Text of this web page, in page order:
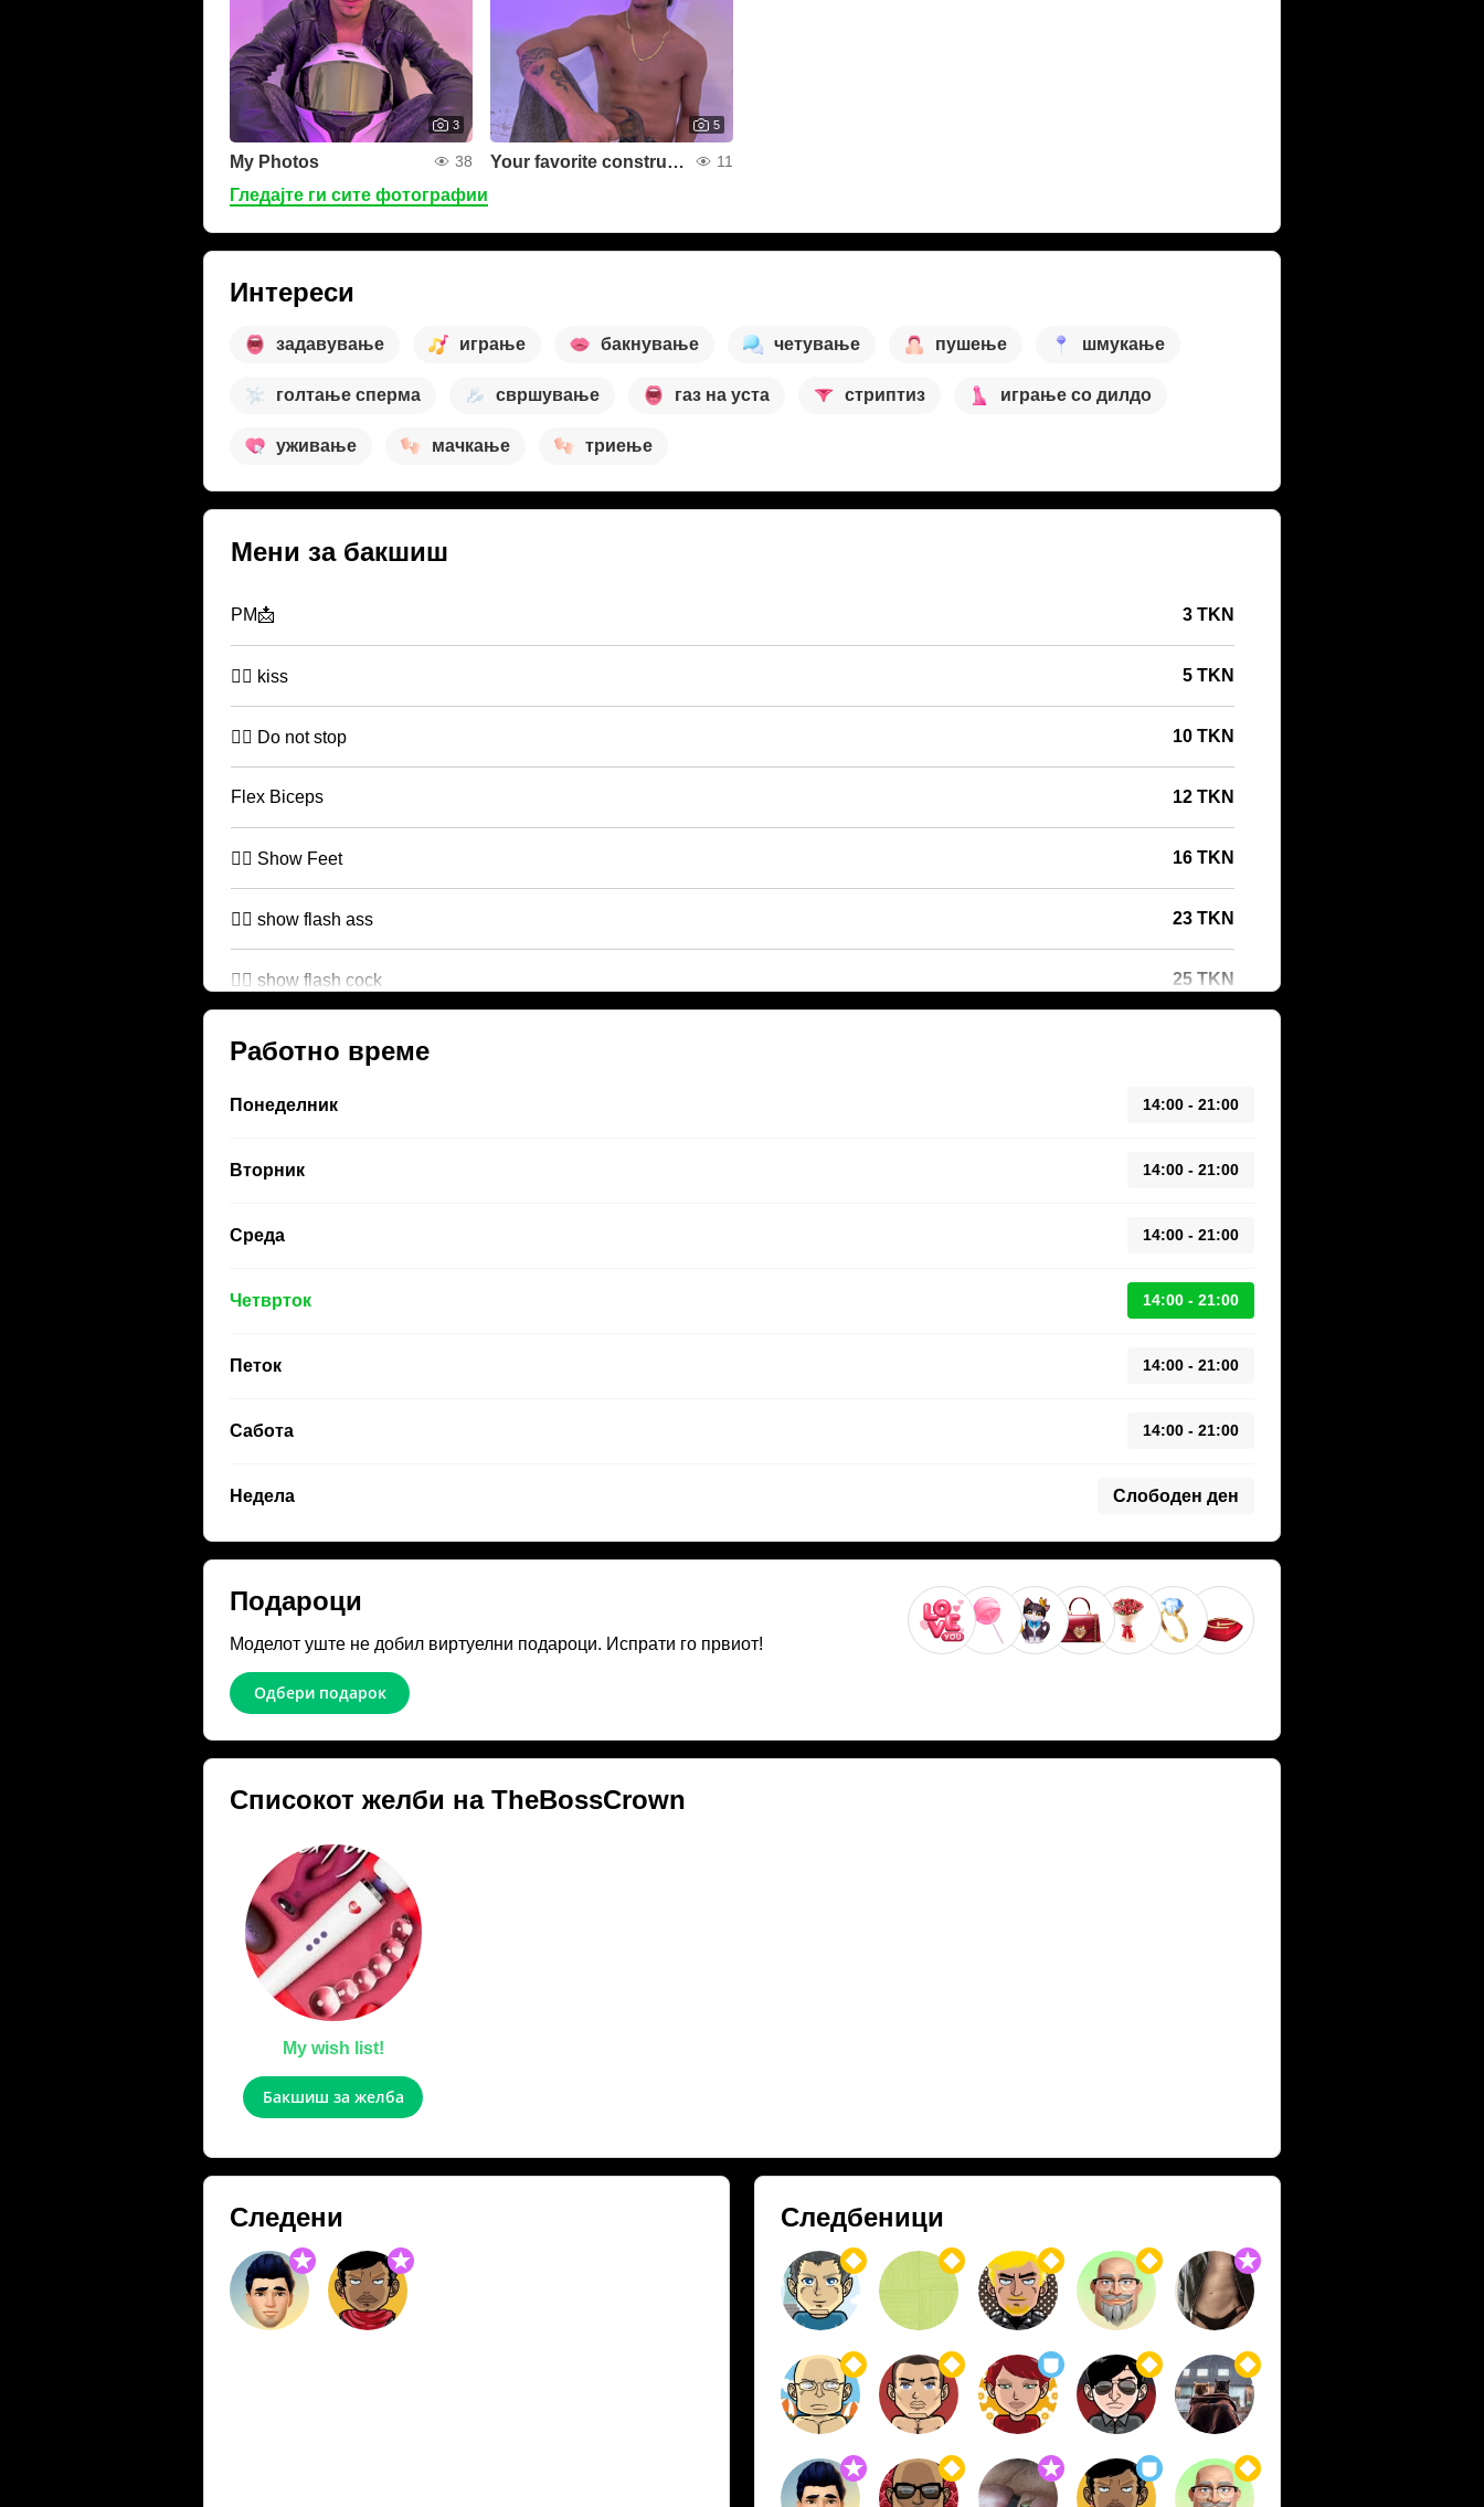
3
My Photos 38
5
Your favorite constructor🛠 11
Гледајте ги сите фотографии
Интереси
задавување играње бакнување четување пушење шмукање
голтање сперма свршување газ на уста стриптиз играње со дилдо
уживање мачкање триење
Мени за бакшиш
PM📩 3 TKN
🏴‍☠️ kiss 5 TKN
🏴‍☠️ Do not stop 10 TKN
Flex Biceps 12 TKN
🏴‍☠️ Show Feet 16 TKN
🏴‍☠️ show flash ass 23 TKN
🏴‍☠️ show flash cock 25 TKN
Работно време
Понеделник 14:00 - 21:00
Вторник 14:00 - 21:00
Среда 14:00 - 21:00
Четврток 14:00 - 21:00
Петок 14:00 - 21:00
Сабота 14:00 - 21:00
Недела Слободен ден
Подароци
Моделот уште не добил виртуелни подароци. Испрати го првиот!
Одбери подарок
Списокот желби на TheBossCrown
My wish list!
Бакшиш за желба
Следени Следбеници